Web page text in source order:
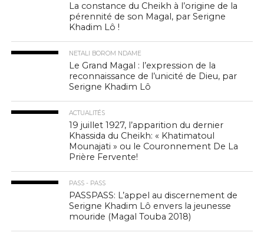
La constance du Cheikh à l’origine de la
pérennité de son Magal, par Serigne
Khadim Lô !
NETALI BOROM NDAME
Le Grand Magal : l’expression de la
reconnaissance de l’unicité de Dieu, par
Serigne Khadim Lô
ACTUALITÉS
19 juillet 1927, l’apparition du dernier
Khassida du Cheikh: « Khatimatoul
Mounajati » ou le Couronnement De La
Prière Fervente!
PASS - PASS
PASSPASS: L’appel au discernement de
Serigne Khadim Lô envers la jeunesse
mouride (Magal Touba 2018)